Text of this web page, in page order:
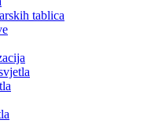
tablica